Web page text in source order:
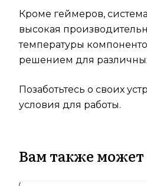
Кроме геймеров,
высокая
температуры
решением для
Позаботьтесь о своих
условия для работы.
Вам также может